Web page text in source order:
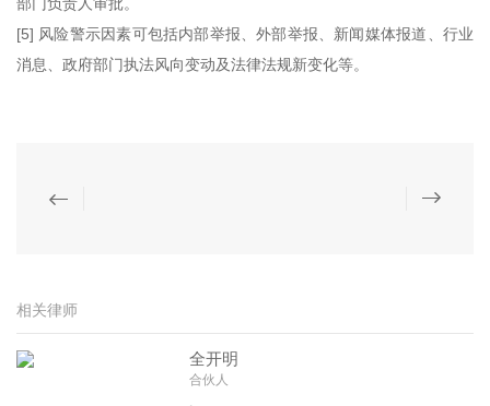
[5] 风险警示因素可包括内部举报、外部举报、新闻媒体报道、行业
消息、政府部门执法风向变动及法律法规新变化等。
相关律师
全开明
合伙人